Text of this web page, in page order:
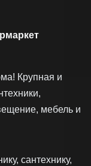
Крупная и
мебель и
сантехнику,